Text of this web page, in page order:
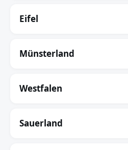
Eifel
Münsterland
Westfalen
Sauerland